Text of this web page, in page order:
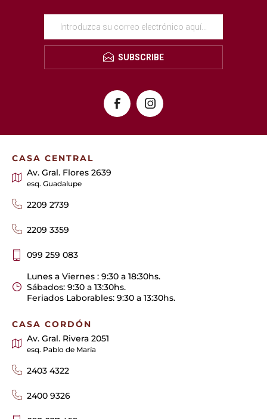
SUBSCRIBE
CASA CENTRAL
Av. Gral. Flores 2639
esq. Guadalupe
2209 2739
2209 3359
099 259 083
Lunes a Viernes : 9:30 a 18:30hs.
Sábados: 9:30 a 13:30hs.
Feriados Laborables: 9:30 a 13:30hs.
CASA CORDÓN
Av. Gral. Rivera 2051
esq. Pablo de María
2403 4322
2400 9326